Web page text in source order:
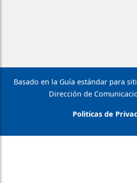
Basado en la Guía estándar para
Dirección de
Politicas de